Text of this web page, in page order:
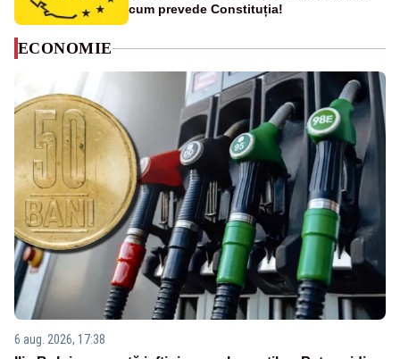
cum prevede Constituția!
ECONOMIE
6 aug. 2026, 17:38